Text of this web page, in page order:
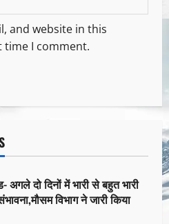
and website in this
I comment.
अगले दो दिनों में भारी से बहुत भारी
विभाग ने जारी किया